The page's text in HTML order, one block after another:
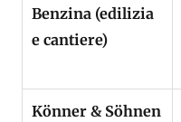
Benzina (edilizia
e cantiere)
Könner & Söhnen